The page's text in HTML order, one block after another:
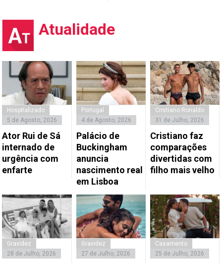
Atualidade
Hospitalizado
5 de Agosto, 2026
Ator Rui de Sá
internado de
urgência com
enfarte
Portugal
4 de Agosto, 2026
Palácio de
Buckingham
anuncia
nascimento real
em Lisboa
Cristiano Ronaldo
31 de Julho, 2026
Cristiano faz
comparações
divertidas com
filho mais velho
Gravidez
28 de Julho, 2026
Gravidez
27 de Julho, 2026
Casamento
25 de Julho, 2026